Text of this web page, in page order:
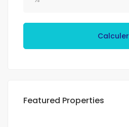
Calculer
Featured Properties